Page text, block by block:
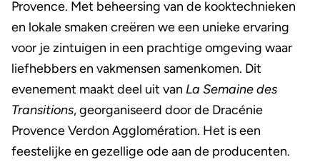
Provence. Met beheersing van de kooktechnieken
en lokale smaken creëren we een unieke ervaring
voor je zintuigen in een prachtige omgeving waar
liefhebbers en vakmensen samenkomen. Dit
evenement maakt deel uit van La Semaine des
Transitions, georganiseerd door de Dracénie
Provence Verdon Agglomération. Het is een
feestelijke en gezellige ode aan de producenten.